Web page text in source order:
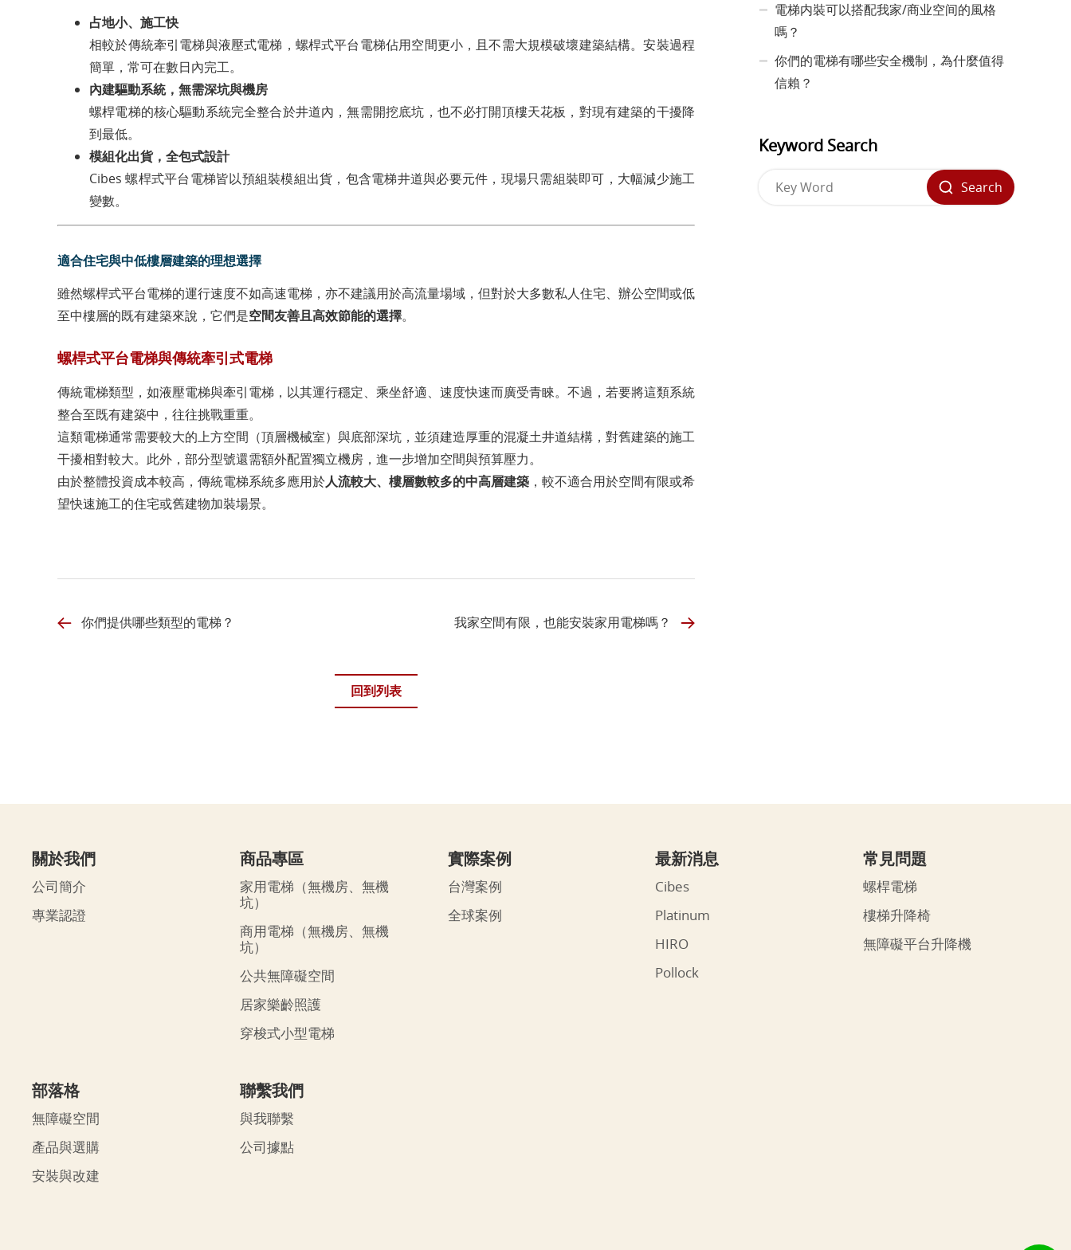
占地小、施工快
相較於傳統牽引電梯與液壓式電梯，螺桿式平台電梯佔用空間更小，且不需大規模破壞建築結構。安裝過程
簡單，常可在數日內完工。
內建驅動系統，無需深坑與機房
螺桿電梯的核心驅動系統完全整合於井道內，無需開挖底坑，也不必打開頂樓天花板，對現有建築的干擾降
到最低。
模組化出貨，全包式設計
Cibes 螺桿式平台電梯皆以預組裝模組出貨，包含電梯井道與必要元件，現場只需組裝即可，大幅減少施工
變數。
適合住宅與中低樓層建築的理想選擇
雖然螺桿式平台電梯的運行速度不如高速電梯，亦不建議用於高流量場域，但對於大多數私人住宅、辦公空間或低
至中樓層的既有建築來說，它們是空間友善且高效節能的選擇。
螺桿式平台電梯與傳統牽引式電梯
傳統電梯類型，如液壓電梯與牽引電梯，以其運行穩定、乘坐舒適、速度快速而廣受青睞。不過，若要將這類系統
整合至既有建築中，往往挑戰重重。
這類電梯通常需要較大的上方空間（頂層機械室）與底部深坑，並須建造厚重的混凝土井道結構，對舊建築的施工
干擾相對較大。此外，部分型號還需額外配置獨立機房，進一步增加空間與預算壓力。
由於整體投資成本較高，傳統電梯系統多應用於人流較大、樓層數較多的中高層建築 ，較不適合用於空間有限或希
望快速施工的住宅或舊建物加裝場景。
你們提供哪些類型的電梯？ 我家空間有限，也能安裝家用電梯嗎？
回到列表
電梯内裝可以搭配我家/商业空间的風格
嗎？
你們的電梯有哪些安全機制，為什麼值得
信賴？
Keyword Search
Search
關於我們
公司簡介
專業認證
商品專區
家用電梯（無機房、無機
坑）
商用電梯（無機房、無機
坑）
公共無障礙空間
居家樂齡照護
穿梭式小型電梯
實際案例
台灣案例
全球案例
最新消息
Cibes
Platinum
HIRO
Pollock
常見問題
螺桿電梯
樓梯升降椅
無障礙平台升降機
部落格
無障礙空間
產品與選購
安裝與改建
聯繫我們
與我聯繫
公司據點